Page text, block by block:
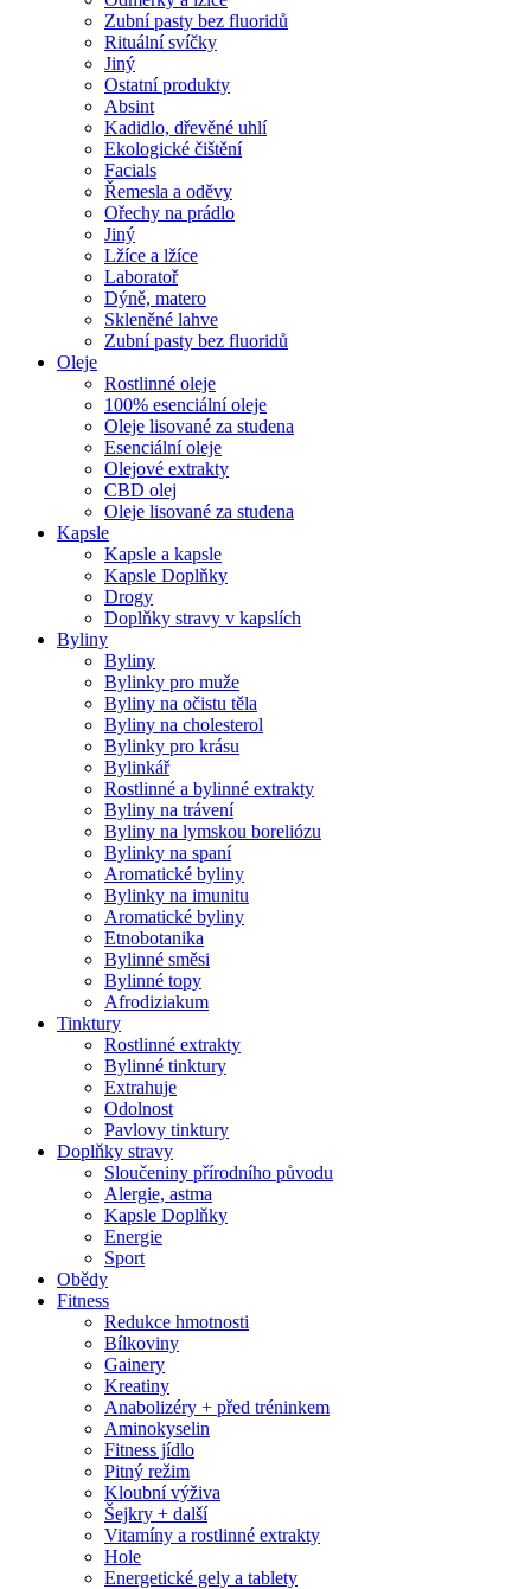
Zubní pasty bez fluoridů
Rituální svíčky
Jiný
Ostatní produkty
Absint
Kadidlo, dřevěné uhlí
Ekologické čištění
Facials
Řemesla a oděvy
Ořechy na prádlo
Jiný
Lžíce a lžíce
Laboratoř
Dýně, matero
Skleněné lahve
Zubní pasty bez fluoridů
Oleje
Rostlinné oleje
100% esenciální oleje
Oleje lisované za studena
Esenciální oleje
Olejové extrakty
CBD olej
Oleje lisované za studena
Kapsle
Kapsle a kapsle
Kapsle Doplňky
Drogy
Doplňky stravy v kapslích
Byliny
Byliny
Bylinky pro muže
Byliny na očistu těla
Byliny na cholesterol
Bylinky pro krásu
Bylinkář
Rostlinné a bylinné extrakty
Byliny na trávení
Byliny na lymskou boreliózu
Bylinky na spaní
Aromatické byliny
Bylinky na imunitu
Aromatické byliny
Etnobotanika
Bylinné směsi
Bylinné topy
Afrodiziakum
Tinktury
Rostlinné extrakty
Bylinné tinktury
Extrahuje
Odolnost
Pavlovy tinktury
Doplňky stravy
Sloučeniny přírodního původu
Alergie, astma
Kapsle Doplňky
Energie
Sport
Obědy
Fitness
Redukce hmotnosti
Bílkoviny
Gainery
Kreatiny
Anabolizéry + před tréninkem
Aminokyselin
Fitness jídlo
Pitný režim
Kloubní výživa
Šejkry + další
Vitamíny a rostlinné extrakty
Hole
Energetické gely a tablety